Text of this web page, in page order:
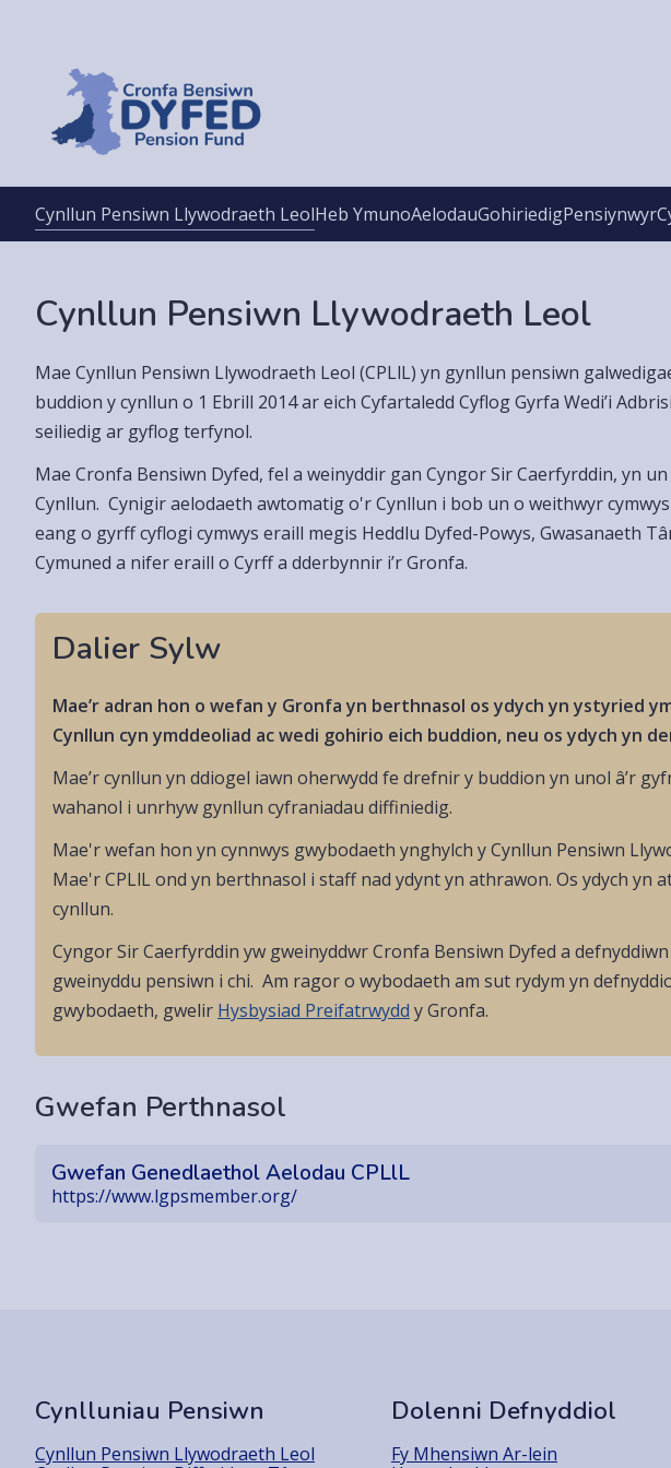
Cynllun Pensiwn Llywodraeth LeolHeb YmunoAelodauGohiriedigPensiynwyr
Cynllun Pensiwn Llywodraeth Leol
Mae Cynllun Pensiwn Llywodraeth Leol (CPLlL) yn gynllun pensiwn
buddion y cynllun o 1 Ebrill 2014 ar eich Cyfartaledd Cyflog Gyrfa Wedi’i
seiliedig ar gyflog terfynol.
Mae Cronfa Bensiwn Dyfed, fel a weinyddir gan Cyngor Sir Caerfyrddin, yn
Cynllun. Cynigir aelodaeth awtomatig o'r Cynllun i bob un o weithwyr
eang o gyrff cyflogi cymwys eraill megis Heddlu Dyfed-Powys, Gwasanaeth
Cymuned a nifer eraill o Cyrff a dderbynnir i’r Gronfa.
Dalier Sylw
Mae’r adran hon o wefan y Gronfa yn berthnasol os ydych yn ystyried
Cynllun cyn ymddeoliad ac wedi gohirio eich buddion, neu os ydych yn
Mae’r cynllun yn ddiogel iawn oherwydd fe drefnir y buddion yn unol â’r
wahanol i unrhyw gynllun cyfraniadau diffiniedig.
Mae'r wefan hon yn cynnwys gwybodaeth ynghylch y Cynllun Pensiwn
Mae'r CPLlL ond yn berthnasol i staff nad ydynt yn athrawon. Os ydych yn
cynllun.
Cyngor Sir Caerfyrddin yw gweinyddwr Cronfa Bensiwn Dyfed a
gweinyddu pensiwn i chi. Am ragor o wybodaeth am sut rydym yn
gwybodaeth, gwelir Hysbysiad Preifatrwydd y Gronfa.
Gwefan Perthnasol
Gwefan Genedlaethol Aelodau CPLlL
https://www.lgpsmember.org/
Cynlluniau Pensiwn
Cynllun Pensiwn Llywodraeth Leol
Dolenni Defnyddiol
Fy Mhensiwn Ar-lein